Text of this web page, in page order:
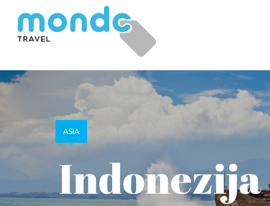
ASIA
Indonezija